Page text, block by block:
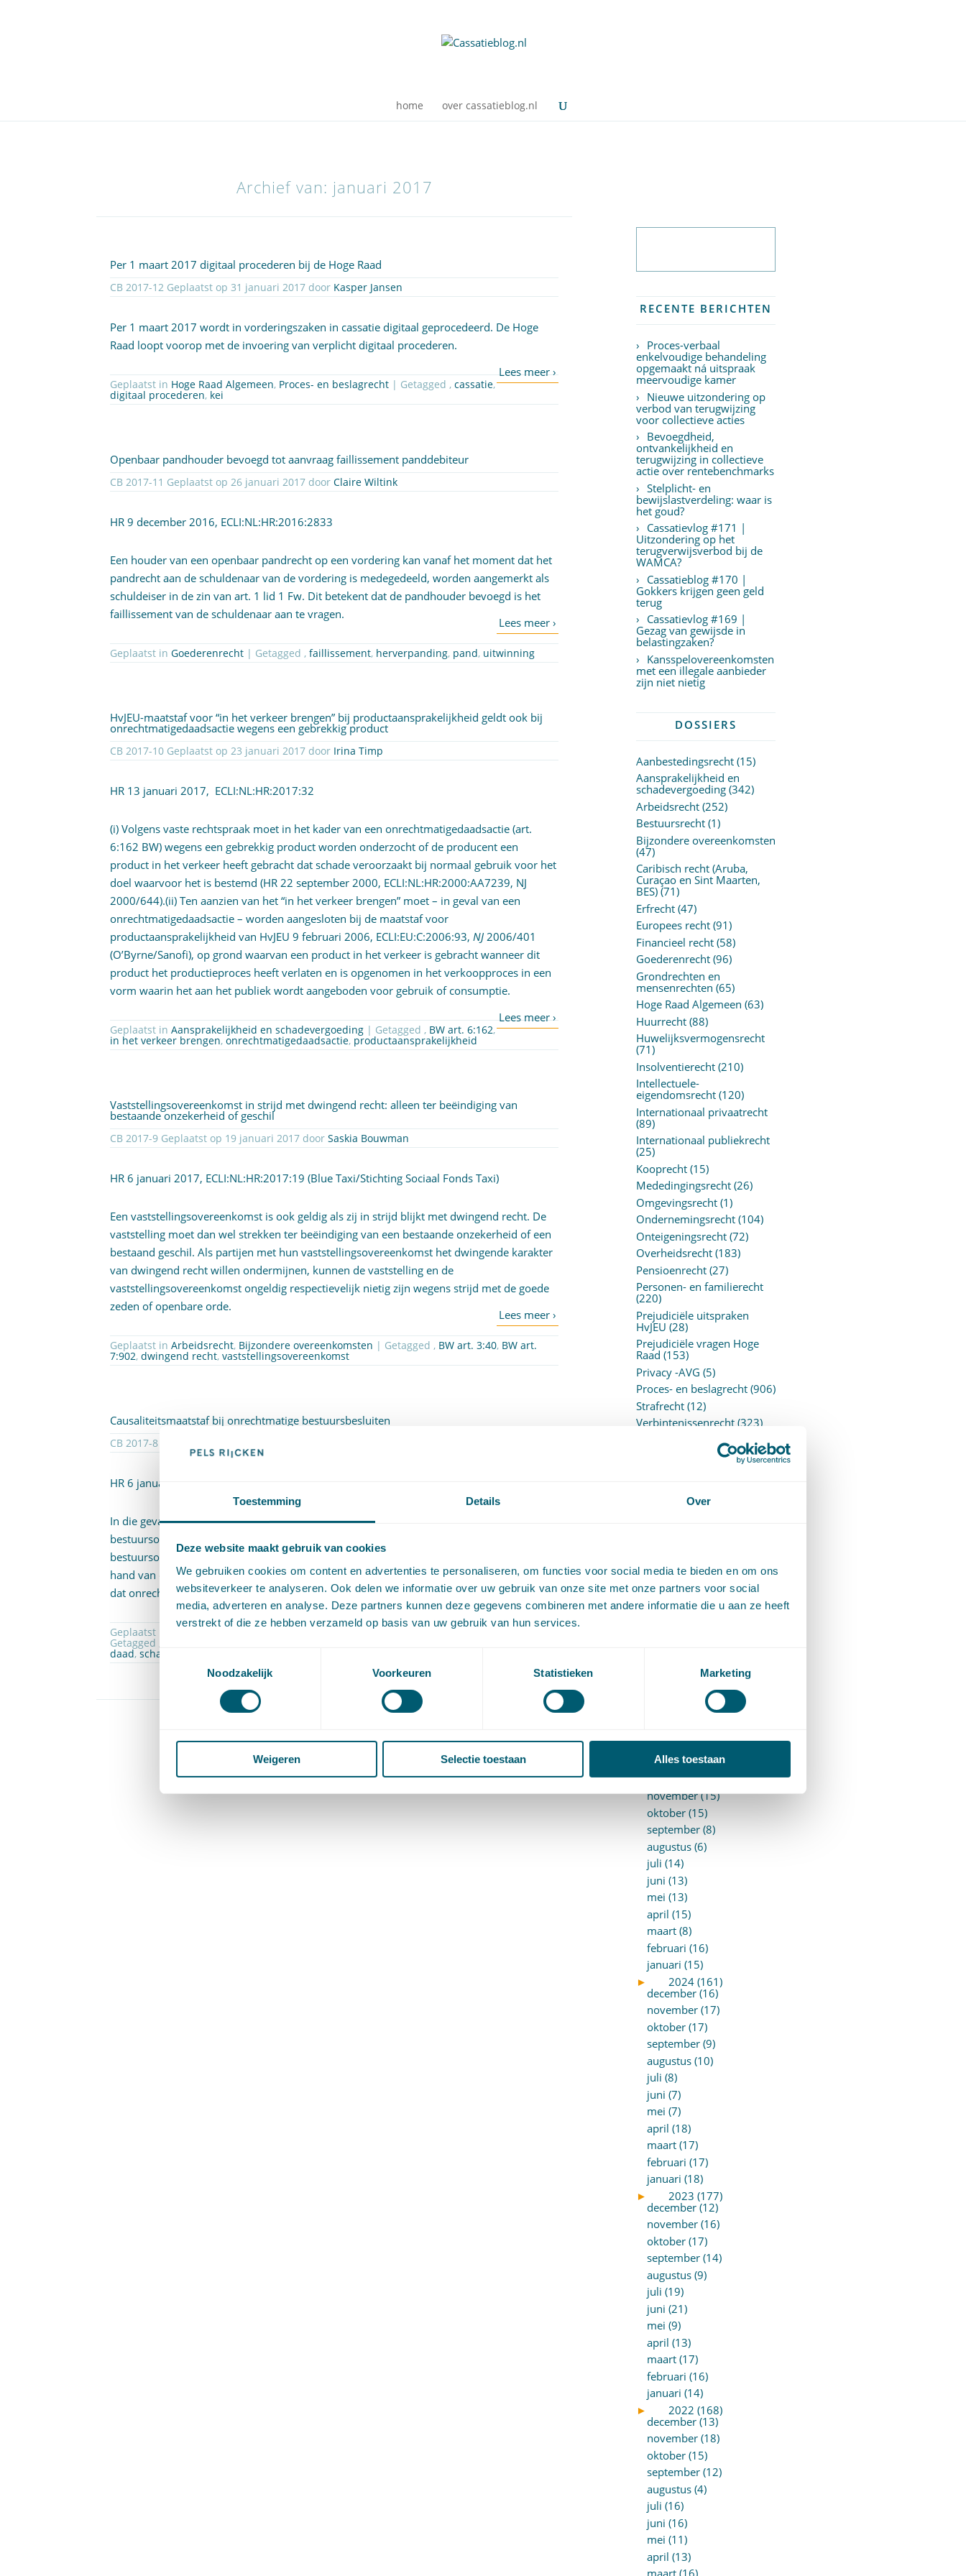
Toestemming Details Over
Deze website maakt gebruik van cookies
We gebruiken cookies om content en advertenties te personaliseren, om functies voor social media te bieden en om ons
websiteverkeer te analyseren. Ook delen we informatie over uw gebruik van onze site met onze partners voor social
media, adverteren en analyse. Deze partners kunnen deze gegevens combineren met andere informatie die u aan ze heeft
verstrekt of die ze hebben verzameld op basis van uw gebruik van hun services.
Toestemmingsselectie
Noodzakelijk
Voorkeuren Statistieken Marketing
Weigeren Selectie toestaan Alles toestaan
home over cassatieblog.nl
Archief van: januari 2017
Per 1 maart 2017 digitaal procederen bij de Hoge Raad
CB 2017-12 Geplaatst op 31 januari 2017 door Kasper Jansen
Per 1 maart 2017 wordt in vorderingszaken in cassatie digitaal geprocedeerd. De Hoge
Raad loopt voorop met de invoering van verplicht digitaal procederen.
Geplaatst in Hoge Raad Algemeen, Proces- en beslagrecht | Getagged ,cassatie,
digitaal procederen, kei
Openbaar pandhouder bevoegd tot aanvraag faillissement panddebiteur
CB 2017-11 Geplaatst op 26 januari 2017 doorClaire Wiltink
HR 9 december 2016, ECLI:NL:HR:2016:2833
Een houder van een openbaar pandrecht op een vordering kan vanaf het moment dat het
pandrecht aan de schuldenaar van de vordering is medegedeeld, worden aangemerkt als
schuldeiser in de zin vanart. 1 lid 1 Fw. Dit betekent dat de pandhouder bevoegd is het
faillissement van de schuldenaar aan te vragen.
Geplaatst inGoederenrecht | Getagged ,faillissement, herverpanding, pand, uitwinning
HvJEU-maatstaf voor “in het verkeer brengen” bij productaansprakelijkheid geldt ook bij
onrechtmatigedaadsactie wegens een gebrekkig product
CB 2017-10 Geplaatst op 23 januari 2017 door Irina Timp
HR 13 januari 2017, ECLI:NL:HR:2017:32
(i) Volgens vaste rechtspraak moet in het kader van een onrechtmatigedaadsactie (art.
6:162 BW) wegens een gebrekkig product worden onderzocht of de producent een
product in het verkeer heeft gebracht dat schade veroorzaakt bij normaal gebruik voor het
doel waarvoor het is bestemd (HR 22 september 2000, ECLI:NL:HR:2000:AA7239, NJ
2000/644).(ii) Ten aanzien van het “in het verkeer brengen” moet – in geval van een
onrechtmatigedaadsactie – worden aangesloten bij de maatstaf voor
productaansprakelijkheid van HvJEU 9 februari 2006, ECLI:EU:C:2006:93,NJ 2006/401
(O’Byrne/Sanofi), op grond waarvan een product in het verkeer is gebracht wanneer dit
product het productieproces heeft verlaten en is opgenomen in het verkoopproces in een
vorm waarin het aan het publiek wordt aangeboden voor gebruik of consumptie.
Geplaatst inAansprakelijkheid en schadevergoeding | Getagged , BW art. 6:162,
in het verkeer brengen,onrechtmatigedaadsactie, productaansprakelijkheid
Vaststellingsovereenkomst in strijd met dwingend recht: alleen ter beëindiging van
bestaande onzekerheid of geschil
CB 2017-9 Geplaatst op 19 januari 2017 doorSaskia Bouwman
HR 6 januari 2017, ECLI:NL:HR:2017:19 (Blue Taxi/Stichting Sociaal Fonds Taxi)
Een vaststellingsovereenkomst is ook geldig als zij in strijd blijkt met dwingend recht. De
vaststelling moet dan wel strekken ter beëindiging van een bestaande onzekerheid of een
bestaand geschil. Als partijen met hun vaststellingsovereenkomst het dwingende karakter
van dwingend recht willen ondermijnen, kunnen de vaststelling en de
vaststellingsovereenkomst ongeldig respectievelijk nietig zijn wegens strijd met de goede
zeden of openbare orde.
Geplaatst inArbeidsrecht, Bijzondere overeenkomsten | Getagged , BW art. 3:40, BW art.
7:902,dwingend recht,vaststellingsovereenkomst
Causaliteitsmaatstaf bij onrechtmatige bestuursbesluiten
HR 6 januari 2017,
In die gevallen waarin het causaal verband tussen een onrechtmatig besluit van een
bestuursorgaan en schade niet afhankelijk is van een nieuw besluit van dat
bestuursorgaan, dient het bestaan van het causaal verband te worden beoordeeld aan de
hand van de maatstaf hoe het bestuursorgaan zou hebben gehandeld of beslist indien het
dat onrechtmatige besluit niet zou hebben genomen.
Geplaatst in Arbeidsrecht Overheidsrecht
daad,schadevergoeding
3→
RECENTE BERICHTEN
Proces-verbaal
enkelvoudige behandeling
opgemaakt ná uitspraak
meervoudige kamer
Nieuwe uitzondering op
verbod van terugwijzing
voor collectieve acties
Bevoegdheid,
ontvankelijkheid en
terugwijzing in collectieve
actie over rentebenchmarks
Stelplicht- en
bewijslastverdeling: waar is
het goud?
Cassatievlog #171 |
Uitzondering op het
terugverwijsverbod bij de
WAMCA?
Cassatieblog #170 |
Gokkers krijgen geen geld
terug
Cassatievlog #169 |
Gezag van gewijsde in
belastingzaken?
Kansspelovereenkomsten
met een illegale aanbieder
zijn niet nietig
DOSSIERS
Aanbestedingsrecht(15)
Aansprakelijkheid en
schadevergoeding(342)
Arbeidsrecht(252)
Bestuursrecht(1)
Bijzondere overeenkomsten
(47)
Caribisch recht (Aruba,
Curaçao en Sint Maarten,
BES)(71)
Erfrecht(47)
Europees recht(91)
Financieel recht(58)
Goederenrecht(96)
Grondrechten en
mensenrechten (65)
Hoge Raad Algemeen (63)
Huurrecht(88)
Huwelijksvermogensrecht
(71)
Insolventierecht(210)
Intellectuele-
eigendomsrecht(120)
Internationaal privaatrecht
(89)
Internationaal publiekrecht
(25)
Kooprecht(15)
Mededingingsrecht(26)
Omgevingsrecht(1)
Ondernemingsrecht(104)
Onteigeningsrecht(72)
Overheidsrecht(183)
Pensioenrecht(27)
Personen- en familierecht
(220)
Prejudiciële uitspraken
HvJEU (28)
Prejudiciële vragen Hoge
Raad (153)
Privacy -AVG (5)
Proces- en beslagrecht(906)
Strafrecht(12)
Verbintenissenrecht(323)
Vermogensrecht algemeen
Wetgeving
ARCHIEF
2025 (153)
december (15)
november (15)
oktober (15)
september (8)
augustus (6)
juli (14)
juni (13)
mei (13)
april (15)
maart (8)
februari (16)
januari (15)
►
2024 (161)
december (16)
november (17)
oktober (17)
september (9)
augustus (10)
juli (8)
juni (7)
mei (7)
april (18)
maart (17)
februari (17)
januari (18)
►
2023 (177)
december (12)
november (16)
oktober (17)
september (14)
augustus (9)
juli (19)
juni (21)
mei (9)
april (13)
maart (17)
februari (16)
januari (14)
►
2022 (168)
december (13)
november (18)
oktober (15)
september (12)
augustus (4)
juli (16)
juni (16)
mei (11)
april (13)
maart (16)